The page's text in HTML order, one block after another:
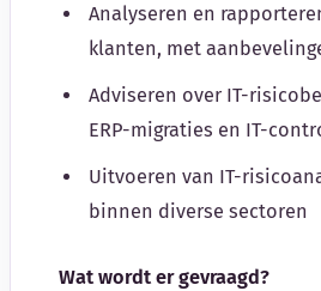
Analyseren en
klanten, met
Adviseren over IT-
ERP-migraties en IT-
Uitvoeren van IT-
binnen diverse sectoren
Wat wordt er gevraagd?